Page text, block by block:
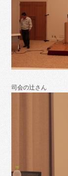
司会の辻さん